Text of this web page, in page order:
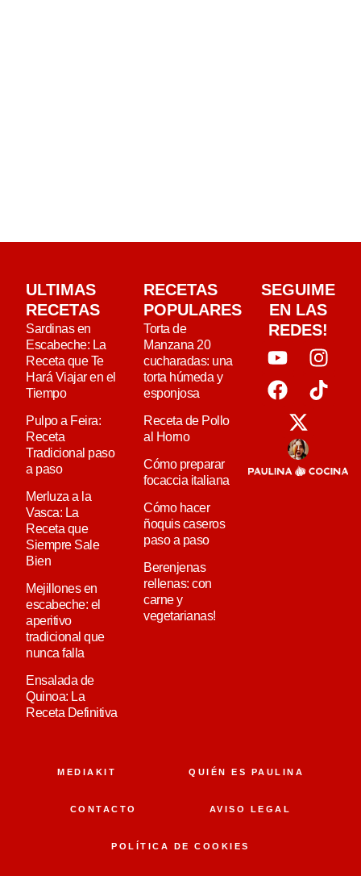
ULTIMAS
RECETAS
Sardinas en
Escabeche: La
Receta que Te
Hará Viajar en el
Tiempo
Pulpo a Feira:
Receta
Tradicional paso
a paso
Merluza a la
Vasca: La
Receta que
Siempre Sale
Bien
Mejillones en
escabeche: el
aperitivo
tradicional que
nunca falla
Ensalada de
Quinoa: La
Receta Definitiva
RECETAS
POPULARES
Torta de
Manzana 20
cucharadas: una
torta húmeda y
esponjosa
Receta de Pollo
al Horno
Cómo preparar
focaccia italiana
Cómo hacer
ñoquis caseros
paso a paso
Berenjenas
rellenas: con
carne y
vegetarianas!
SEGUIME
EN LAS
REDES!
MEDIAKIT QUIÉN ES PAULINA
CONTACTO AVISO LEGAL
POLÍTICA DE COOKIES